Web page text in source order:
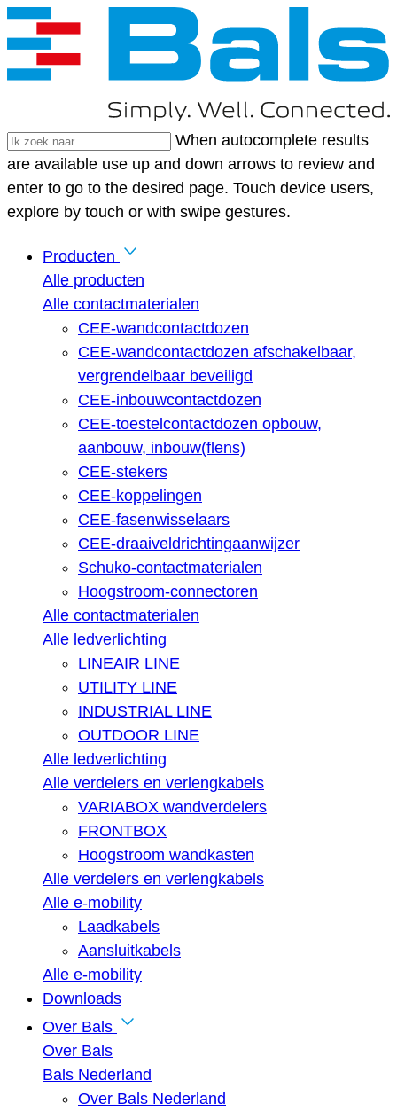
When autocomplete results
are available use up and down arrows to review and
enter to go to the desired page. Touch device users,
explore by touch or with swipe gestures.
Producten
Alle producten
Alle contactmaterialen
CEE-wandcontactdozen
CEE-wandcontactdozen afschakelbaar,
vergrendelbaar beveiligd
CEE-inbouwcontactdozen
CEE-toestelcontactdozen opbouw,
aanbouw, inbouw(flens)
CEE-stekers
CEE-koppelingen
CEE-fasenwisselaars
CEE-draaiveldrichtingaanwijzer
Schuko-contactmaterialen
Hoogstroom-connectoren
Alle contactmaterialen
Alle ledverlichting
LINEAIR LINE
UTILITY LINE
INDUSTRIAL LINE
OUTDOOR LINE
Alle ledverlichting
Alle verdelers en verlengkabels
VARIABOX wandverdelers
FRONTBOX
Hoogstroom wandkasten
Alle verdelers en verlengkabels
Alle e-mobility
Laadkabels
Aansluitkabels
Alle e-mobility
Downloads
Over Bals
Over Bals
Bals Nederland
Over Bals Nederland